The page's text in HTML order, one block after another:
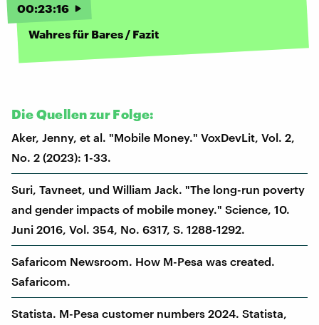
00:23:16
Wahres für Bares / Fazit
Die Quellen zur Folge:
Aker, Jenny, et al. "Mobile Money." VoxDevLit, Vol. 2,
No. 2 (2023): 1-33.
Suri, Tavneet, und William Jack. "The long-run poverty
and gender impacts of mobile money." Science, 10.
Juni 2016, Vol. 354, No. 6317, S. 1288-1292.
Safaricom Newsroom. How M-Pesa was created.
Safaricom.
Statista. M-Pesa customer numbers 2024. Statista,